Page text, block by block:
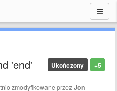
+5
Ukończony
'end'
zmodyfikowane przezJon